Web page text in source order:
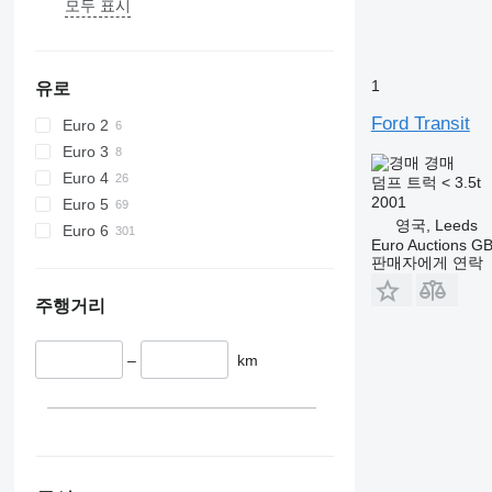
모두 표시
유로
Euro 2
Euro 3
Euro 4
Euro 5
Euro 6
주행거리
– km
1
Ford Transit
경매
덤프 트럭 < 3.5t
2001
영국, Leeds
Euro Auctions GB
판매자에게 연락